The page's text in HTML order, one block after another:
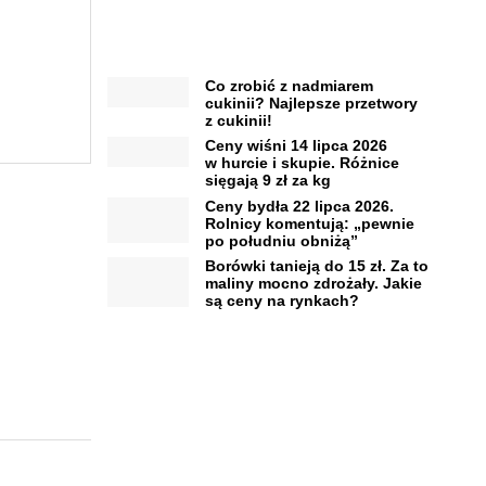
Co zrobić z nadmiarem
cukinii? Najlepsze przetwory
z cukinii!
Ceny wiśni 14 lipca 2026
w hurcie i skupie. Różnice
sięgają 9 zł za kg
Ceny bydła 22 lipca 2026.
Rolnicy komentują: „pewnie
po południu obniżą”
Borówki tanieją do 15 zł. Za to
maliny mocno zdrożały. Jakie
są ceny na rynkach?